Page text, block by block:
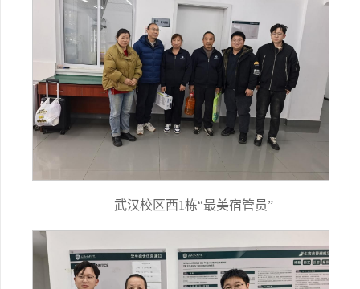
武汉校区西1栋“最美宿管员”